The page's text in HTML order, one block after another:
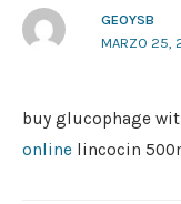
GEOYSB
MARZO 25,
buy glucophage
online lincocin